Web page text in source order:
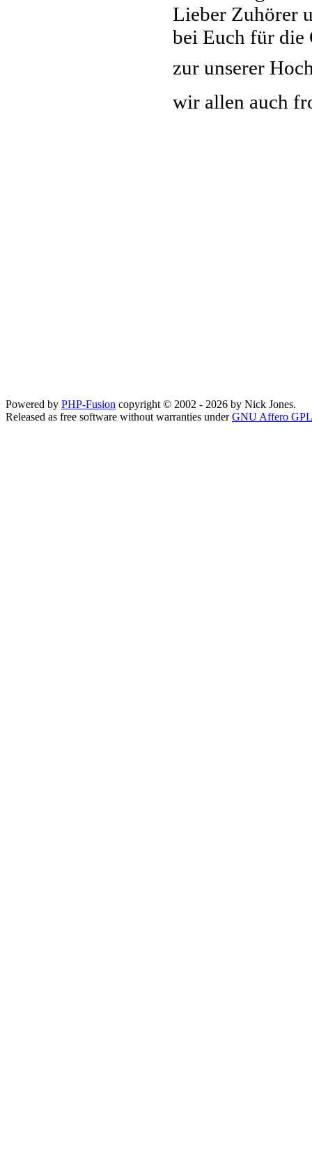
Lieber Zuhörer
bei Euch für die
zur unserer
wir allen auch
Powered by PHP-Fusion copyright © 2002 - 2026 by Nick Jones.
Released as free software without warranties underGNU Affero GPL